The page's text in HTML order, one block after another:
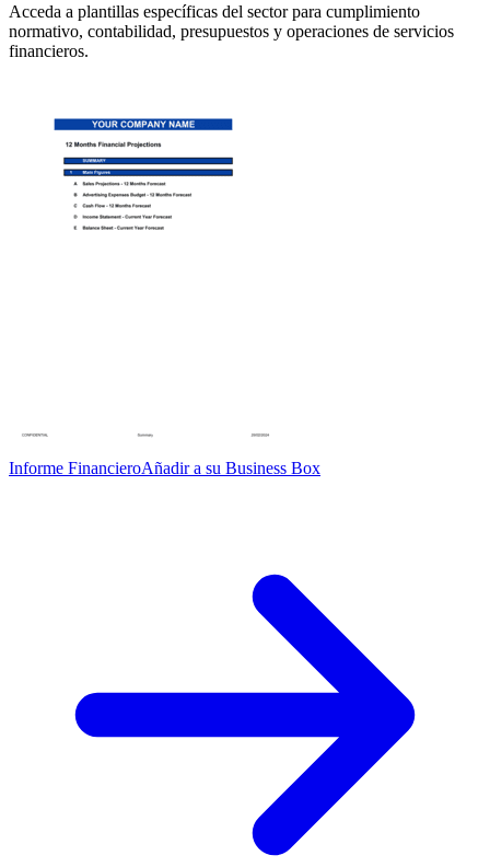
Acceda a plantillas específicas del sector para cumplimiento
normativo, contabilidad, presupuestos y operaciones de servicios
financieros.
Informe FinancieroAñadir a su Business Box